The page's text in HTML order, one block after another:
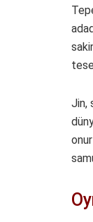
Jin,